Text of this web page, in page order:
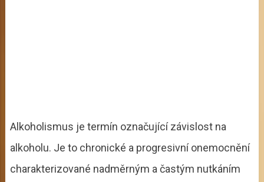
Alkoholismus je termín označující závislost na
alkoholu. Je to chronické a progresivní onemocnění
charakterizované nadměrným a častým nutkáním